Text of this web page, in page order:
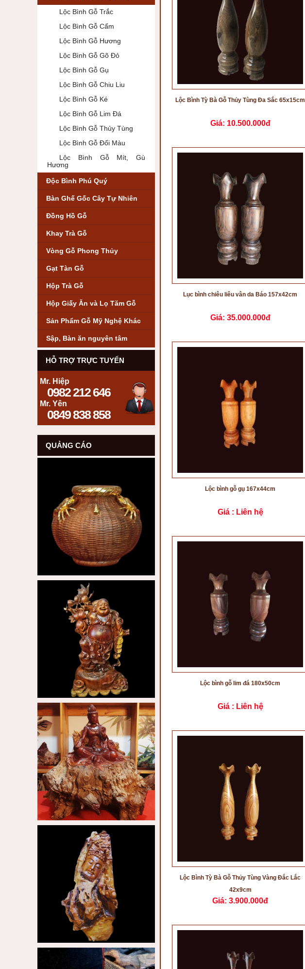
Lộc Bình Gỗ Trắc
Lộc Bình Gỗ Cẩm
Lộc Bình Gỗ Hương
Lộc Bình Gỗ Gõ Đỏ
Lộc Bình Gỗ Gụ
Lộc Bình Gỗ Chiu Liu
Lộc Bình Gỗ Ké
Lộc Bình Gỗ Lim Đá
Lộc Bình Gỗ Thủy Tùng
Lộc Bình Gỗ Đổi Màu
Lộc Bình Gỗ Mít, Gù
Hương
Độc Bình Phú Quý
Bàn Ghế Gốc Cây Tự Nhiên
Đồng Hồ Gỗ
Khay Trà Gỗ
Vòng Gỗ Phong Thủy
Gạt Tàn Gỗ
Hộp Trà Gỗ
Hộp Giấy Ăn và Lọ Tăm Gỗ
Sản Phẩm Gỗ Mỹ Nghệ Khác
Sập, Bàn ăn nguyên tâm
HỖ TRỢ TRỰC TUYẾN
Mr. Hiệp
0982 212 646
Mr. Yên
0849 838 858
QUẢNG CÁO
Lộc Bình Tỳ Bà Gỗ Thủy Tùng Đa Sắc 65x15cm
Giá: 10.500.000đ
Lục bình chiêu liêu vân da Báo 157x42cm
Giá: 35.000.000đ
Lộc bình gỗ gụ 167x44cm
Giá : Liên hệ
Lộc bình gỗ lim đá 180x50cm
Giá : Liên hệ
Lộc Bình Tỳ Bà Gỗ Thủy Tùng Vàng Đắc Lắc
42x9cm
Giá:3.900.000đ